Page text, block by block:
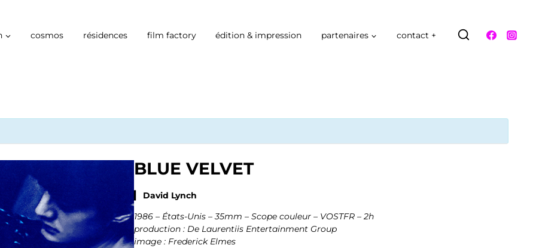
cosmos résidences film factory édition & impression partenaires contact +
BLUE VELVET
▎ David Lynch
1986 – États-Unis – 35mm – Scope couleur – VOSTFR – 2h
production : De Laurentiis Entertainment Group
image : Frederick Elmes